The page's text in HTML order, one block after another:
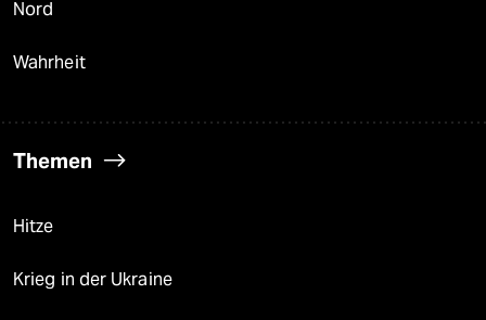
Nord
Wahrheit
Themen
Hitze
Krieg in der Ukraine